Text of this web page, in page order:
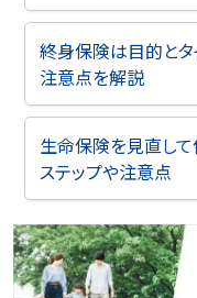
終身保険は目的とタ
注意点を解説
生命保険を見直して
ステップや注意点